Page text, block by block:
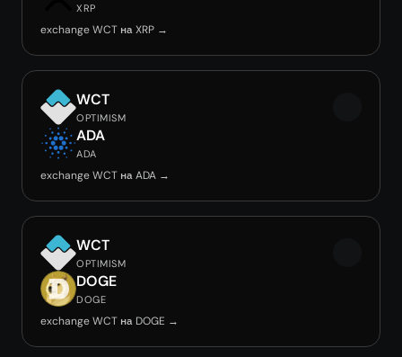
XRP
exchange WCT на XRP →
WCT
OPTIMISM
ADA
ADA
exchange WCT на ADA →
WCT
OPTIMISM
DOGE
DOGE
exchange WCT на DOGE →